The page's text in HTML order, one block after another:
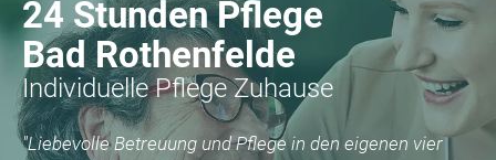
24 Stunden Pflege
Bad Rothenfelde
Individuelle Pflege Zuhause
"Liebevolle Betreuung und Pflege in den eigenen vier